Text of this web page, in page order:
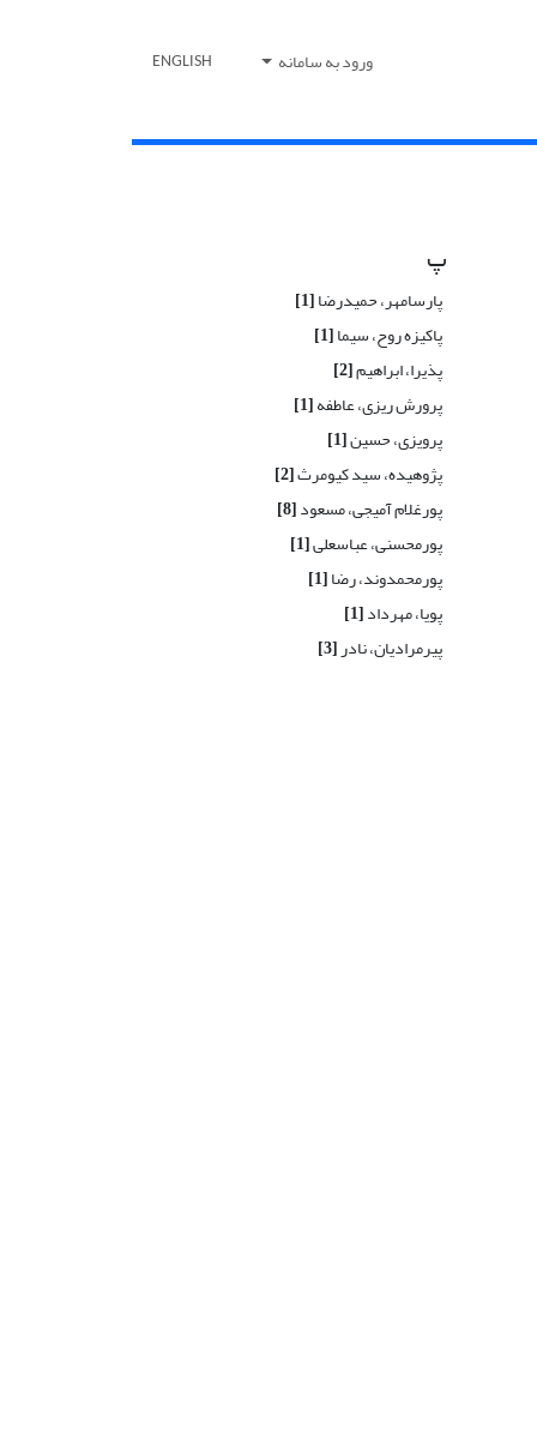
ورود به سامانه ENGLISH
پ
پارسامهر، حمیدرضا[1]
پاکیزه روح، سیما[1]
پذیرا، ابراهیم[2]
پرورش ریزی، عاطفه[1]
پرویزی، حسین[1]
پژوهیده، سید کیومرث[2]
پورغلام آمیجی، مسعود[8]
پورمحسنی، عباسعلی[1]
پورمحمدوند، رضا[1]
پویا، مهرداد[1]
پیرمرادیان، نادر[3]